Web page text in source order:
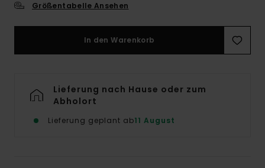
Größentabelle Ansehen
In den Warenkorb
Lieferung nach Hause oder zum
Abholort
Lieferung geplant ab11 August